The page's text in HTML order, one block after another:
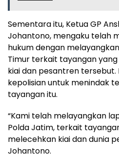
Sementara itu, Ketua GP
Johantono, mengaku telah
hukum dengan
Timur terkait tayangan
kiai dan pesantren
kepolisian untuk menindak
tayangan itu.
“Kami telah melayangkan
Polda Jatim, terkait
melecehkan kiai dan dunia
Johantono.